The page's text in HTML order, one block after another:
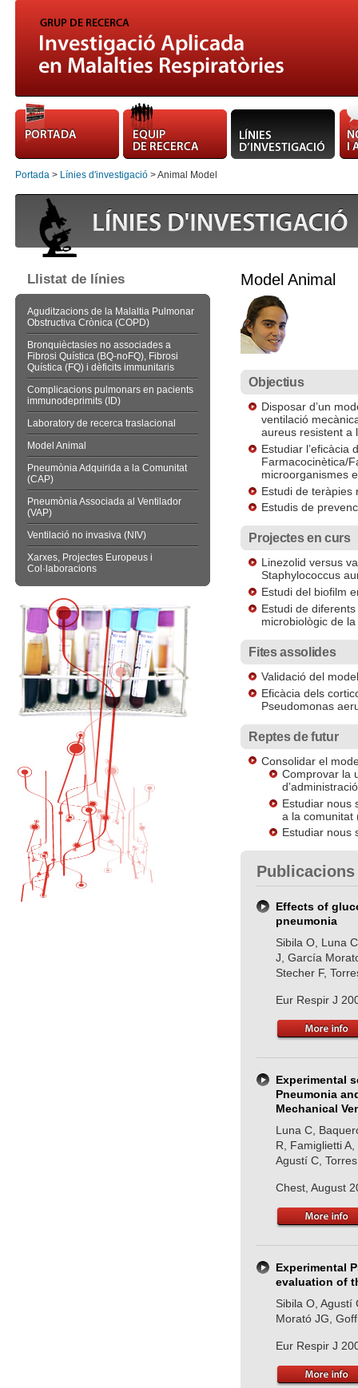
Portada > Línies d'investigació > Animal Model
Model Animal
Objectius
Disposar d’un
ventilació
aureus resistent a
Estudiar l’eficàcia
Farmacocinètica/
microorganismes
Estudi de teràpies
Estudis de
Projectes en curs
Linezolid versus
Staphylococcus
Estudi del biofilm
Estudi de
microbiològic de la
Fites assolides
Validació del model
Eficàcia dels
Pseudomonas
Reptes de futur
Consolidar el
Comprovar la
d’administració
Estudiar nous
a la comunitat
Estudiar nous
Effects of
pneumonia
Sibila O, Luna
J, García
Stecher F,
Eur Respir J
Experimental
Pneumonia
Mechanical
Luna C,
R, Famiglietti
Agustí C,
Chest, August
Experimental
evaluation of
Sibila O, Agustí
Morató JG,
Eur Respir J
Llistat de línies
Aguditzacions de la Malaltia Pulmonar
Obstructiva Crònica (COPD)
Bronquièctasies no associades a
Fibrosi Quística (BQ-noFQ), Fibrosi
Quística (FQ) i dèficits immunitaris
Complicacions pulmonars en pacients
immunodeprimits (ID)
Laboratory de recerca traslacional
Model Animal
Pneumònia Adquirida a la Comunitat
(CAP)
Pneumònia Associada al Ventilador
(VAP)
Ventilació no invasiva (NIV)
Xarxes, Projectes Europeus i
Col·laboracions